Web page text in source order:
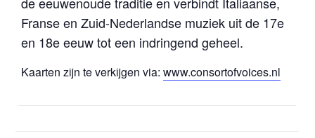
Franse en Zuid-Nederlandse muziek uit de 17e
en 18e eeuw tot een indringend geheel.
Kaarten zijn te verkijgen via: www.consortofvoices.nl